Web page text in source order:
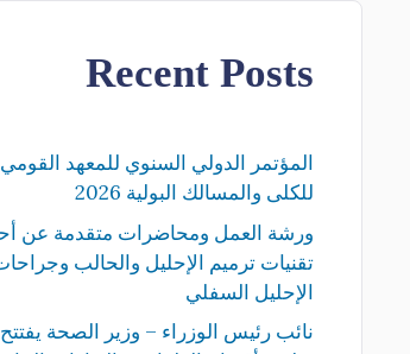
Recent Posts
المؤتمر الدولي السنوي للمعهد القومي
للكلى والمسالك البولية 2026
ورشة العمل ومحاضرات متقدمة عن
تقنيات ترميم الإحليل والحالب
الإحليل السفلي
نائب رئيس الوزراء – وزير الصحة يفتتح